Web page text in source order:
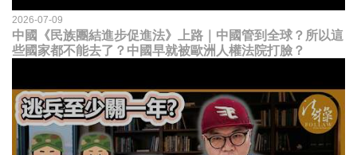
2026-07-09
中國《民族團結進步促進法》上路｜中國管到全球？所以這
些國家都不能去了？中國早就被歐洲人權法院打臉？